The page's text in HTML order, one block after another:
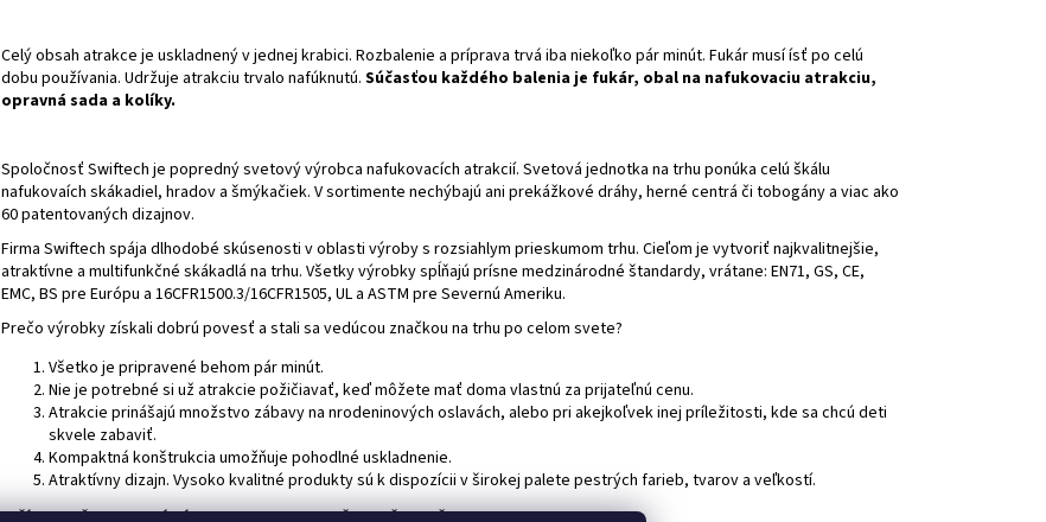
Celý obsah atrakce je uskladnený v jednej krabici. Rozbalenie a príprava trvá iba niekoľko pár minút. Fukár musí ísť po celú
dobu používania. Udržuje atrakciu trvalo nafúknutú. Súčasťou každého balenia je fukár, obal na nafukovaciu atrakciu,
opravná sada a kolíky.
Spoločnosť Swiftech je popredný svetový výrobca nafukovacích atrakcií. Svetová jednotka na trhu ponúka celú škálu
nafukovaích skákadiel, hradov a šmýkačiek. V sortimente nechýbajú ani prekážkové dráhy, herné centrá či tobogány a viac ako
60 patentovaných dizajnov.
Firma Swiftech spája dlhodobé skúsenosti v oblasti výroby s rozsiahlym prieskumom trhu. Cieľom je vytvoriť najkvalitnejšie,
atraktívne a multifunkčné skákadlá na trhu. Všetky výrobky spĺňajú prísne medzinárodné štandardy, vrátane: EN71, GS, CE,
EMC, BS pre Európu a 16CFR1500.3/16CFR1505, UL a ASTM pre Severnú Ameriku.
Prečo výrobky získali dobrú povesť a stali sa vedúcou značkou na trhu po celom svete?
Všetko je pripravené behom pár minút.
Nie je potrebné si už atrakcie požičiavať, keď môžete mať doma vlastnú za prijateľnú cenu.
Atrakcie prinášajú množstvo zábavy na nrodeninových oslavách, alebo pri akejkoľvek inej príležitosti, kde sa chcú deti
skvele zabaviť.
Kompaktná konštrukcia umožňuje pohodlné uskladnenie.
Atraktívny dizajn. Vysoko kvalitné produkty sú k dispozícii v širokej palete pestrých farieb, tvarov a veľkostí.
TEŠÍME SA, ŽE KVALITNÉ VÝROBKY UROBIA RADOSŤ AJ VAŠIM DEŤOM.